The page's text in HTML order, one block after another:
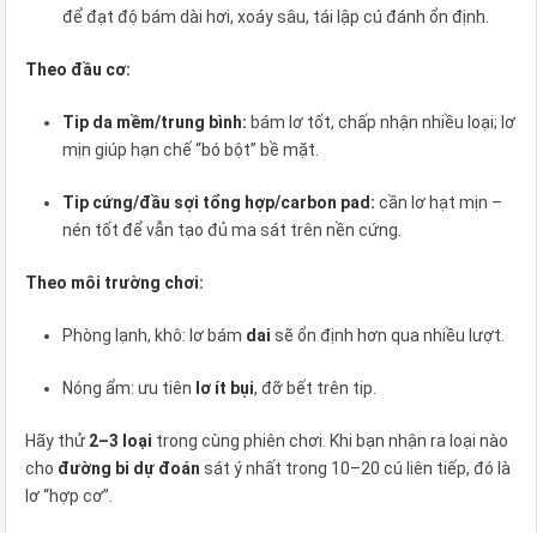
để đạt độ bám dài hơi, xoáy sâu, tái lập cú đánh ổn định.
Theo đầu cơ:
Tip da mềm/trung bình: bám lơ tốt, chấp nhận nhiều loại; lơ
mịn giúp hạn chế “bó bột” bề mặt.
Tip cứng/đầu sợi tổng hợp/carbon pad: cần lơ hạt mịn –
nén tốt để vẫn tạo đủ ma sát trên nền cứng.
Theo môi trường chơi:
Phòng lạnh, khô: lơ bám dai sẽ ổn định hơn qua nhiều lượt.
Nóng ẩm: ưu tiên lơ ít bụi, đỡ bết trên tip.
Hãy thử 2–3 loại trong cùng phiên chơi. Khi bạn nhận ra loại nào
cho đường bi dự đoán sát ý nhất trong 10–20 cú liên tiếp, đó là
lơ “hợp cơ”.